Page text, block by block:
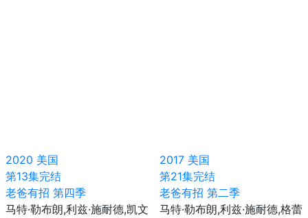
2020 美国
第13集完结
老爸有招 第四季
马特·勒布朗,利兹·施耐德,凯文
2017 美国
第21集完结
老爸有招 第二季
马特·勒布朗,利兹·施耐德,格蕾